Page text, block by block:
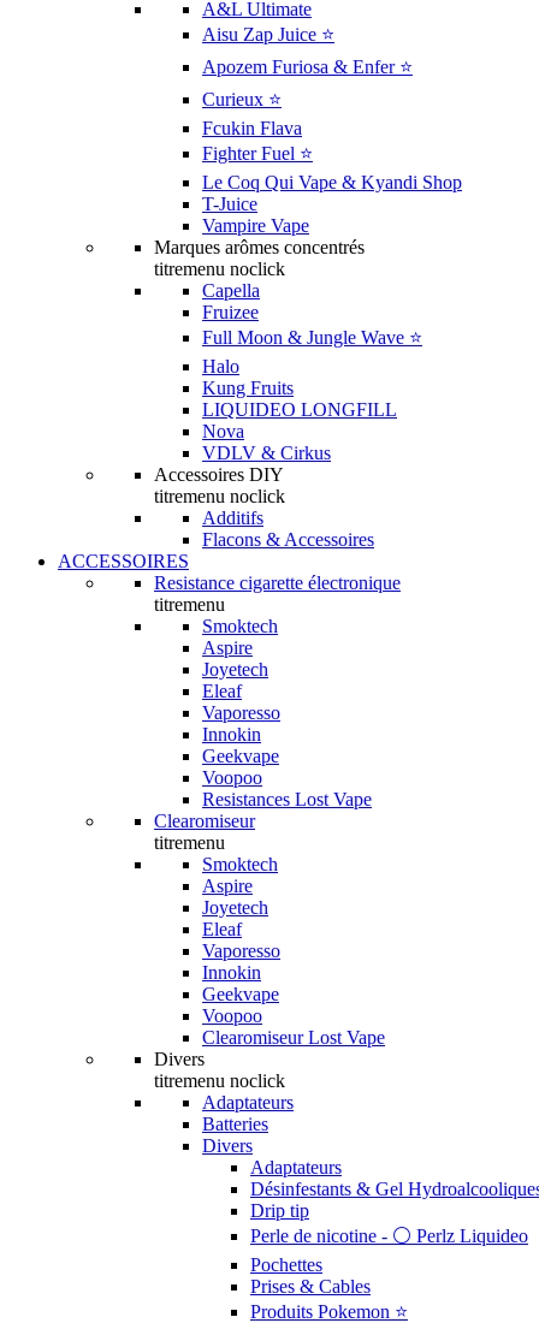
A&L Ultimate
Aisu Zap Juice ⭐️
Apozem Furiosa & Enfer ⭐️
Curieux ⭐️
Fcukin Flava
Fighter Fuel ⭐️
Le Coq Qui Vape & Kyandi Shop
T-Juice
Vampire Vape
Marques arômes concentrés
titremenu noclick
Capella
Fruizee
Full Moon & Jungle Wave ⭐️
Halo
Kung Fruits
LIQUIDEO LONGFILL
Nova
VDLV & Cirkus
Accessoires DIY
titremenu noclick
Additifs
Flacons & Accessoires
ACCESSOIRES
Resistance cigarette électronique
titremenu
Smoktech
Aspire
Joyetech
Eleaf
Vaporesso
Innokin
Geekvape
Voopoo
Resistances Lost Vape
Clearomiseur
titremenu
Smoktech
Aspire
Joyetech
Eleaf
Vaporesso
Innokin
Geekvape
Voopoo
Clearomiseur Lost Vape
Divers
titremenu noclick
Adaptateurs
Batteries
Divers
Adaptateurs
Désinfestants & Gel
Drip tip
Perle de nicotine - ⚪️ Perlz Liquideo
Pochettes
Prises & Cables
Produits Pokemon ⭐️